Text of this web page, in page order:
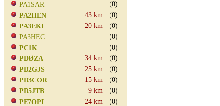
PA1SAR
(0)
PA2HEN
43 km
(0)
PA3EKI
20 km
(0)
PA3HEC
(0)
PC1K
(0)
PDØZA
34 km
(0)
PD2GJS
25 km
(0)
PD3COR
15 km
(0)
PD5JTB
9 km
(0)
PE7OPI
24 km
(0)